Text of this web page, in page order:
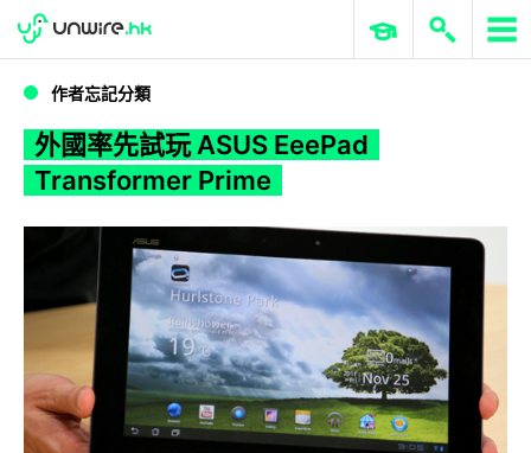
WWDC 2026 ERP 與商業 AI
作者忘記分類
外國率先試玩 ASUS EeePad
Transformer Prime